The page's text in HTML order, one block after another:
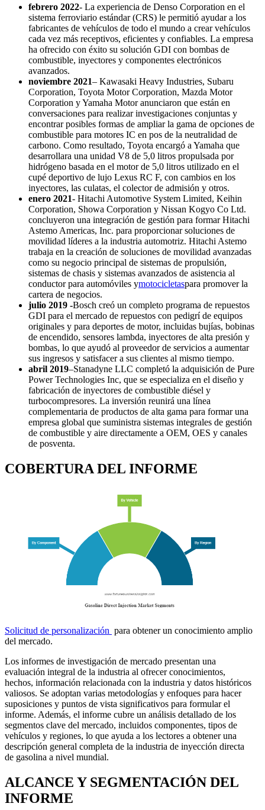
febrero 2022- La experiencia de Denso Corporation en el
sistema ferroviario estándar (CRS) le permitió ayudar a los
fabricantes de vehículos de todo el mundo a crear vehículos
cada vez más receptivos, eficientes y confiables. La empresa
ha ofrecido con éxito su solución GDI con bombas de
combustible, inyectores y componentes electrónicos
avanzados.
noviembre 2021– Kawasaki Heavy Industries, Subaru
Corporation, Toyota Motor Corporation, Mazda Motor
Corporation y Yamaha Motor anunciaron que están en
conversaciones para realizar investigaciones conjuntas y
encontrar posibles formas de ampliar la gama de opciones de
combustible para motores IC en pos de la neutralidad de
carbono. Como resultado, Toyota encargó a Yamaha que
desarrollara una unidad V8 de 5,0 litros propulsada por
hidrógeno basada en el motor de 5,0 litros utilizado en el
cupé deportivo de lujo Lexus RC F, con cambios en los
inyectores, las culatas, el colector de admisión y otros.
enero 2021- Hitachi Automotive System Limited, Keihin
Corporation, Showa Corporation y Nissan Kogyo Co Ltd.
concluyeron una integración de gestión para formar Hitachi
Astemo Americas, Inc. para proporcionar soluciones de
movilidad líderes a la industria automotriz. Hitachi Astemo
trabaja en la creación de soluciones de movilidad avanzadas
como su negocio principal de sistemas de propulsión,
sistemas de chasis y sistemas avanzados de asistencia al
conductor para automóviles ymotocicletaspara promover la
cartera de negocios.
julio 2019 -Bosch creó un completo programa de repuestos
GDI para el mercado de repuestos con pedigrí de equipos
originales y para deportes de motor, incluidas bujías, bobinas
de encendido, sensores lambda, inyectores de alta presión y
bombas, lo que ayudó al proveedor de servicios a aumentar
sus ingresos y satisfacer a sus clientes al mismo tiempo.
abril 2019–Stanadyne LLC completó la adquisición de Pure
Power Technologies Inc, que se especializa en el diseño y
fabricación de inyectores de combustible diésel y
turbocompresores. La inversión reunirá una línea
complementaria de productos de alta gama para formar una
empresa global que suministra sistemas integrales de gestión
de combustible y aire directamente a OEM, OES y canales
de posventa.
COBERTURA DEL INFORME
Solicitud de personalización para obtener un conocimiento amplio
del mercado.
Los informes de investigación de mercado presentan una
evaluación integral de la industria al ofrecer conocimientos,
hechos, información relacionada con la industria y datos históricos
valiosos. Se adoptan varias metodologías y enfoques para hacer
suposiciones y puntos de vista significativos para formular el
informe. Además, el informe cubre un análisis detallado de los
segmentos clave del mercado, incluidos componentes, tipos de
vehículos y regiones, lo que ayuda a los lectores a obtener una
descripción general completa de la industria de inyección directa
de gasolina a nivel mundial.
ALCANCE Y SEGMENTACIÓN DEL
INFORME